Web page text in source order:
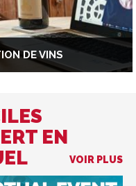
DE VINS
EN
VOIR PLUS